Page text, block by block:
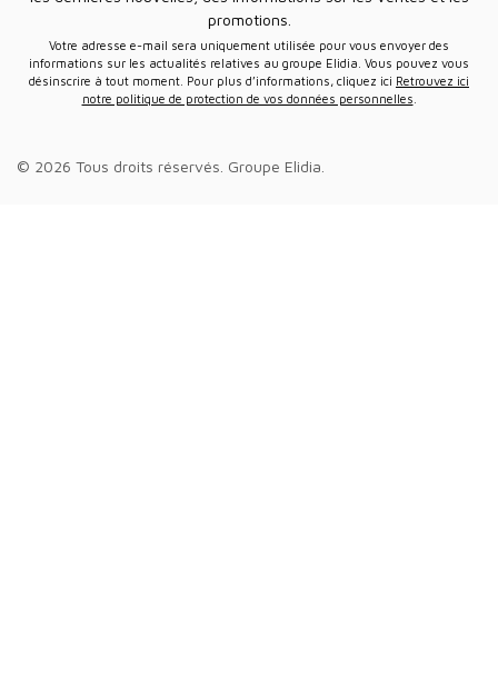
promotions.
Votre adresse e-mail sera uniquement utilisée pour vous envoyer des
informations sur les actualités relatives au groupe Elidia. Vous pouvez vous
désinscrire à tout moment. Pour plus d’informations, cliquez ici Retrouvez ici
notre politique de protection de vos données personnelles
© 2026 Tous droits réservés. Groupe Elidia